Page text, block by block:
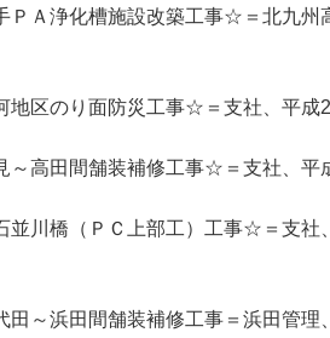
ＰＡ浄化槽施設改築工事☆＝北九州
地区のり面防災工事☆＝支社、平成
～高田間舗装補修工事☆＝支社、平
並川橋（ＰＣ上部工）工事☆＝支社
～浜田間舗装補修工事＝浜田管理